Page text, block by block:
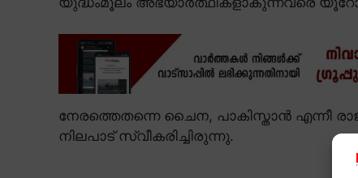
നേരത്തെതന്നെ ചൈന, പാകിസ്താൻ എന്നീ
നിലപാട് സ്വീകരിച്ചിരുന്നു.